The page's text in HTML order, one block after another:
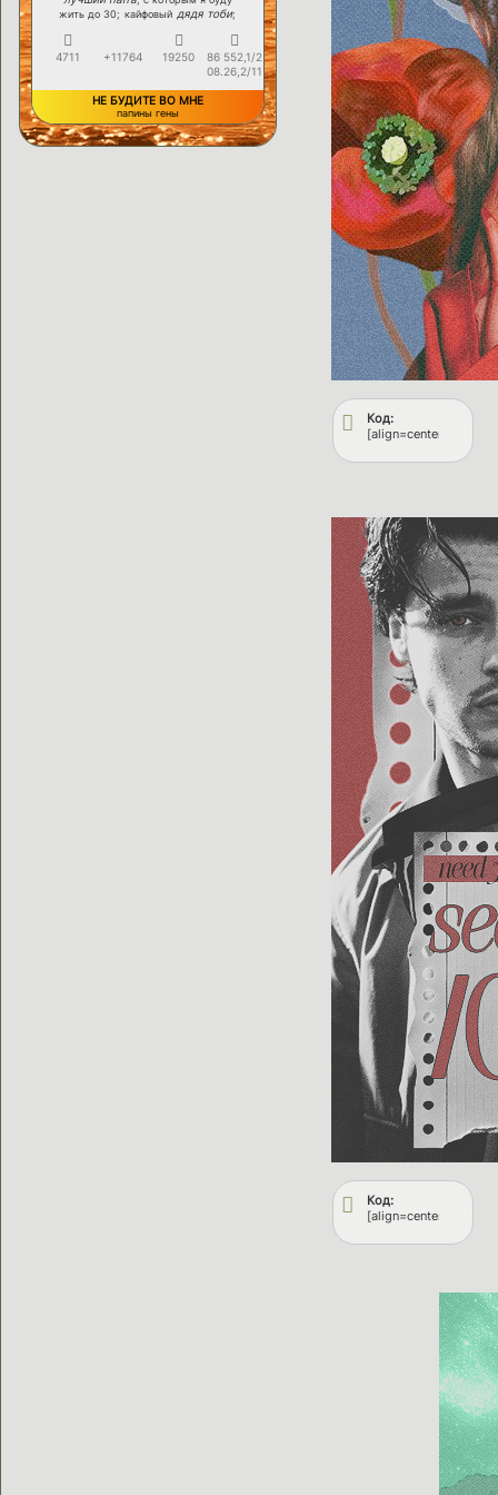
жить до 30; кайфовый дядя тоби;
4711 +11764 19250
86 552,1/2
08.26,2/11
НЕ БУДИТЕ ВО МНЕ
папины гены
Код:
Код: